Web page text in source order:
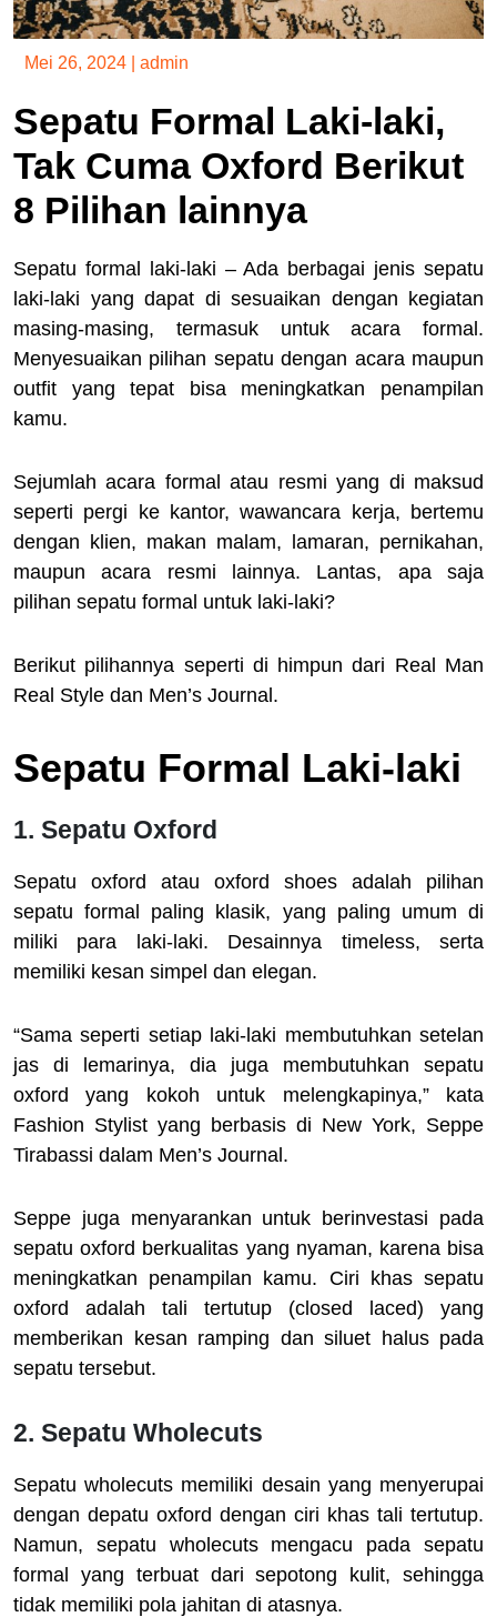
Mei 26, 2024 admin
Sepatu Formal Laki-laki,
Tak Cuma Oxford Berikut
8 Pilihan lainnya
Sepatu formal laki-laki – Ada berbagai jenis sepatu
laki-laki yang dapat di sesuaikan dengan kegiatan
masing-masing, termasuk untuk acara formal.
Menyesuaikan pilihan sepatu dengan acara maupun
outfit yang tepat bisa meningkatkan penampilan
kamu.
Sejumlah acara formal atau resmi yang di maksud
seperti pergi ke kantor, wawancara kerja, bertemu
dengan klien, makan malam, lamaran, pernikahan,
maupun acara resmi lainnya. Lantas, apa saja
pilihan sepatu formal untuk laki-laki?
Berikut pilihannya seperti di himpun dari Real Man
Real Style dan Men’s Journal.
Sepatu Formal Laki-laki
1. Sepatu Oxford
Sepatu oxford atau oxford shoes adalah pilihan
sepatu formal paling klasik, yang paling umum di
miliki para laki-laki. Desainnya timeless, serta
memiliki kesan simpel dan elegan.
“Sama seperti setiap laki-laki membutuhkan setelan
jas di lemarinya, dia juga membutuhkan sepatu
oxford yang kokoh untuk melengkapinya,” kata
Fashion Stylist yang berbasis di New York, Seppe
Tirabassi dalam Men’s Journal.
Seppe juga menyarankan untuk berinvestasi pada
sepatu oxford berkualitas yang nyaman, karena bisa
meningkatkan penampilan kamu. Ciri khas sepatu
oxford adalah tali tertutup (closed laced) yang
memberikan kesan ramping dan siluet halus pada
sepatu tersebut.
2. Sepatu Wholecuts
Sepatu wholecuts memiliki desain yang menyerupai
dengan depatu oxford dengan ciri khas tali tertutup.
Namun, sepatu wholecuts mengacu pada sepatu
formal yang terbuat dari sepotong kulit, sehingga
tidak memiliki pola jahitan di atasnya.